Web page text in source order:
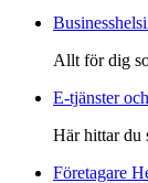
Allt för dig
E-tjänster
Här hittar du
Företagare